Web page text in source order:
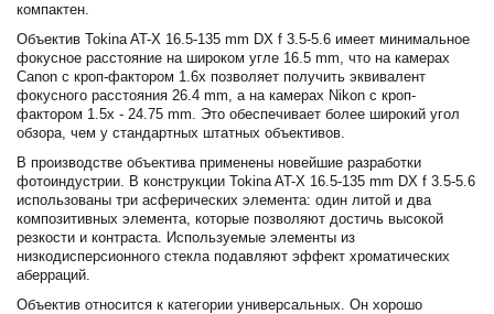
компактен.
Объектив Tokina AT-X 16.5-135 mm DX f 3.5-5.6 имеет минимальное
фокусное расстояние на широком угле 16.5 mm, что на камерах
Canon с кроп-фактором 1.6х позволяет получить эквивалент
фокусного расстояния 26.4 mm, а на камерах Nikon с кроп-
фактором 1.5х - 24.75 mm. Это обеспечивает более широкий угол
обзора, чем у стандартных штатных объективов.
В производстве объектива применены новейшие разработки
фотоиндустрии. В конструкции Tokina AT-X 16.5-135 mm DX f 3.5-5.6
использованы три асферических элемента: один литой и два
композитивных элемента, которые позволяют достичь высокой
резкости и контраста. Используемые элементы из
низкодисперсионного стекла подавляют эффект хроматических
аберраций.
Объектив относится к категории универсальных. Он хорошо